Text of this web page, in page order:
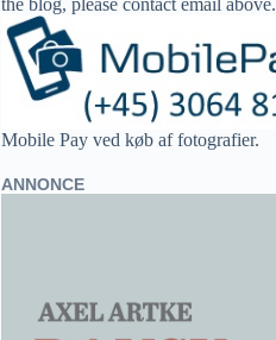
the blog, please contact email above.
Mobile Pay ved køb af fotografier.
ANNONCE